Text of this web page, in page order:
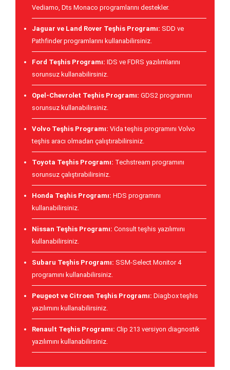
Vediamo, Dts Monaco programlarını destekler.
Jaguar ve Land Rover Teşhis Programı: SDD ve
Pathfinder programlarını kullanabilirsiniz.
Ford Teşhis Programı: IDS ve FDRS yazılımlarını
sorunsuz kullanabilirsiniz.
Opel-Chevrolet Teşhis Programı: GDS2 programını
sorunsuz kullanabilirsiniz.
Volvo Teşhis Programı: Vida teşhis programını Volvo
teşhis aracı olmadan çalıştırabilirsiniz.
Toyota Teşhis Programı: Techstream programını
sorunsuz çalıştırabilirsiniz.
Honda Teşhis Programı: HDS programını
kullanabilirsiniz.
Nissan Teşhis Programı: Consult teşhis yazılımını
kullanabilirsiniz.
Subaru Teşhis Programı: SSM-Select Monitor 4
programını kullanabilirsiniz.
Peugeot ve Citroen Teşhis Programı: Diagbox teşhis
yazılımını kullanabilirsiniz.
Renault Teşhis Programı: Clip 213 versiyon diagnostik
yazılımını kullanabilirsiniz.